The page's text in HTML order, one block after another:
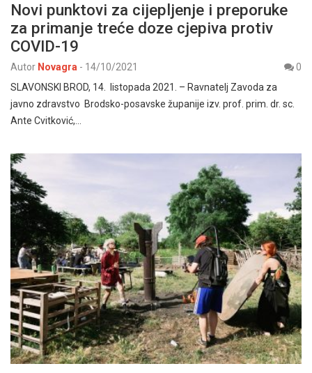
Novi punktovi za cijepljenje i preporuke
za primanje treće doze cjepiva protiv
COVID-19
Autor Novagra - 14/10/2021
0
SLAVONSKI BROD, 14. listopada 2021. – Ravnatelj Zavoda za
javno zdravstvo Brodsko-posavske županije izv. prof. prim. dr. sc.
Ante Cvitković,…